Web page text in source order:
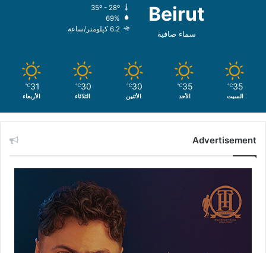
Beirut
سماء صافية
69%
6.2 كيلومتر/ساعة
35
℃
السبت
35
℃
الأحد
30
℃
الأثنين
30
℃
الثلاثاء
31
℃
الأربعاء
Advertisement